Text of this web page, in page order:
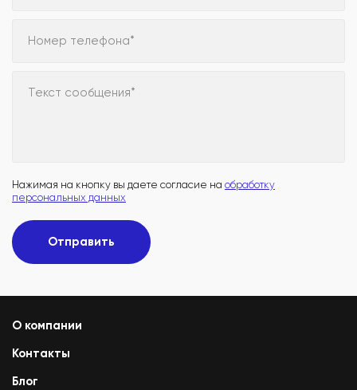
Номер телефона*
Текст сообщения*
Нажимая на кнопку вы даете согласие на обработку
персональных данных
Отправить
О компании
Контакты
Блог